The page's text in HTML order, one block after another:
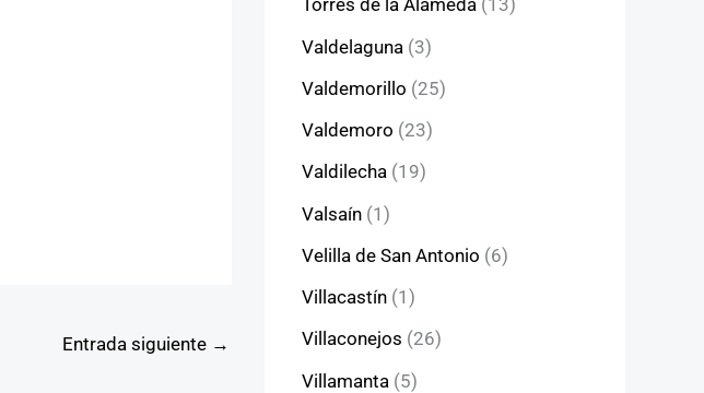
Entrada siguiente →
Torres de la Alameda (13)
Valdelaguna (3)
Valdemorillo (25)
Valdemoro (23)
Valdilecha (19)
Valsaín (1)
Velilla de San Antonio (6)
Villacastín (1)
Villaconejos (26)
Villamanta (5)